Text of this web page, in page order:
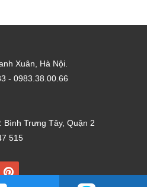
Xuân, Hà Nội.
- 0983.38.00.66
Bình Trưng Tây, Quận 2
515